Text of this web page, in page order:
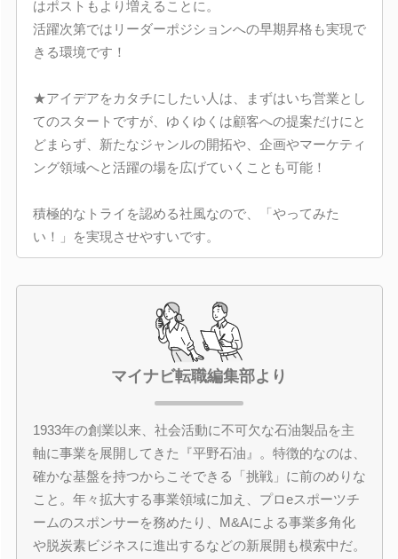
はポストもより増えることに。
活躍次第ではリーダーポジションへの早期昇格も実現で
きる環境です！
★アイデアをカタチにしたい人は、まずはいち営業とし
てのスタートですが、ゆくゆくは顧客への提案だけにと
どまらず、新たなジャンルの開拓や、企画やマーケティ
ング領域へと活躍の場を広げていくことも可能！
積極的なトライを認める社風なので、「やってみた
い！」を実現させやすいです。
マイナビ転職編集部より
1933年の創業以来、社会活動に不可欠な石油製品を主
軸に事業を展開してきた『平野石油』。特徴的なのは、
確かな基盤を持つからこそできる「挑戦」に前のめりな
こと。年々拡大する事業領域に加え、プロeスポーツチ
ームのスポンサーを務めたり、M&Aによる事業多角化
や脱炭素ビジネスに進出するなどの新展開も模索中だ。